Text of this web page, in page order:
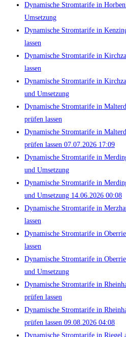
Dynamische Stromtarife in
Umsetzung
Dynamische Stromtarife in
lassen
Dynamische Stromtarife in
lassen
Dynamische Stromtarife in
und Umsetzung
Dynamische Stromtarife in
prüfen lassen
Dynamische Stromtarife in
prüfen lassen 07.07.2026 17:09
Dynamische Stromtarife in
und Umsetzung
Dynamische Stromtarife in
und Umsetzung 14.06.2026 00:08
Dynamische Stromtarife in
lassen
Dynamische Stromtarife in
lassen
Dynamische Stromtarife in
und Umsetzung
Dynamische Stromtarife in
prüfen lassen
Dynamische Stromtarife in
prüfen lassen 09.08.2026 04:08
Dynamische Stromtarife in Riegel